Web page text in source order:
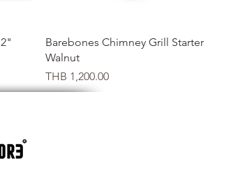
クイックビュー
Barebones Chimney Grill Starter
Walnut
価格
THB 1,200.00